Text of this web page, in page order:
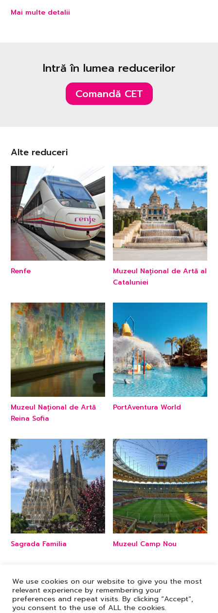
Mai multe detalii
Intră în lumea reducerilor
Comandă CET
Alte reduceri
Renfe
Muzeul Național de Artă al
Cataluniei
Muzeul Național de Artă
Reina Sofia
PortAventura World
Sagrada Familia Muzeul Camp Nou
We use cookies on our website to give you the most
relevant experience by remembering your
preferences and repeat visits. By clicking “Accept”,
you consent to the use of ALL the cookies.